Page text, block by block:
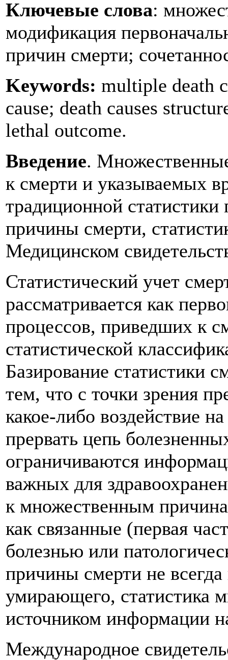
Ключевые слова:
модификация
причин смерти;
Keywords: multiple death
cause; death causes
lethal outcome.
Введение.
к смерти и указываемых
традиционной
причины смерти,
Медицинском
Статистический учет
рассматривается как
процессов, приведших к
статистической
Базирование статистики
тем, что с точки зрения
какое-либо воздействие
прервать цепь
ограничиваются
важных для
к множественным
как связанные (первая
болезнью или
причины смерти не
умирающего, статистика
источником информации
Международное